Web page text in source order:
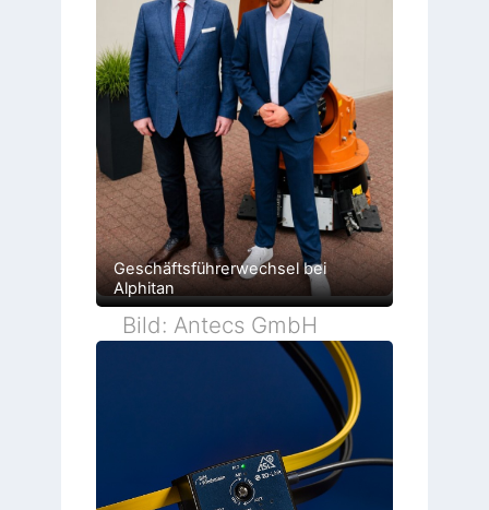
Geschäftsführerwechsel bei
Alphitan
Bild: Antecs GmbH